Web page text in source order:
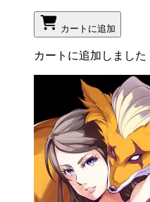
カートに追加
カートに追加しました